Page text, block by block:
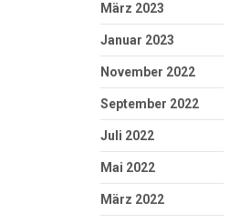
März 2023
Januar 2023
November 2022
September 2022
Juli 2022
Mai 2022
März 2022